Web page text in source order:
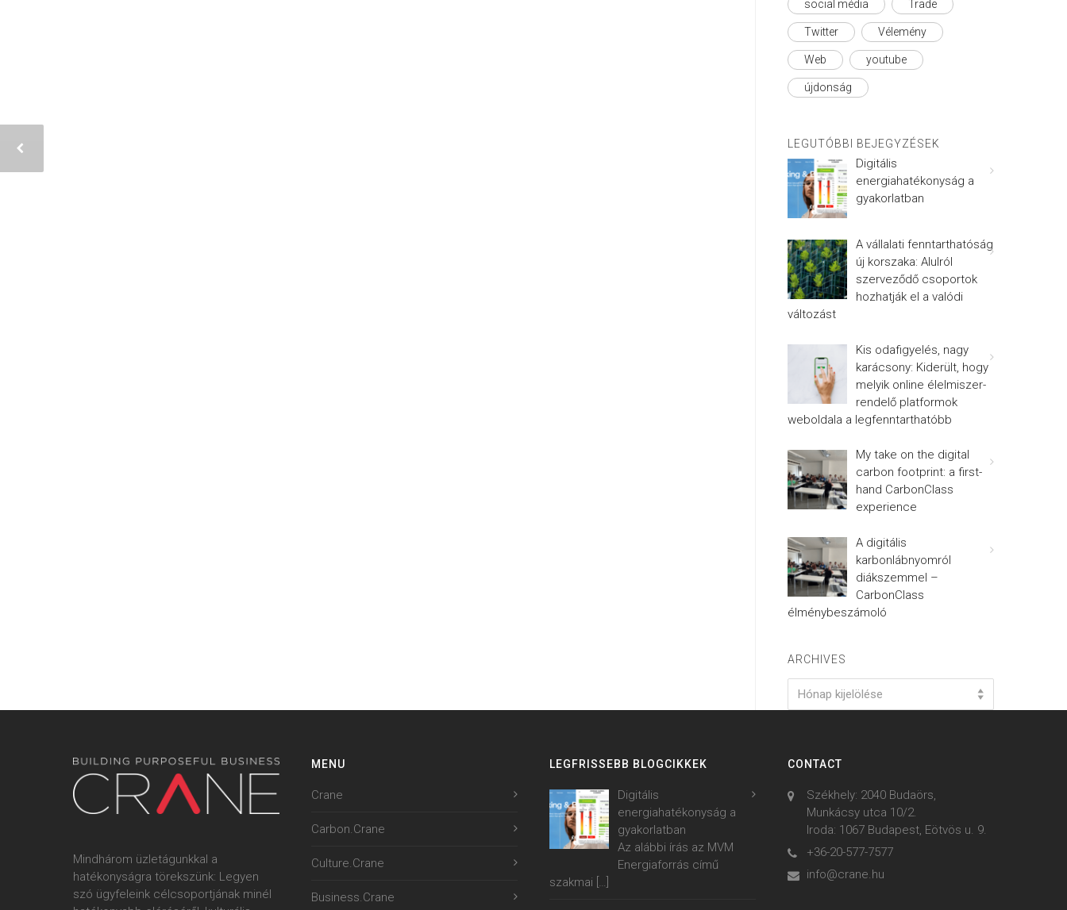
social média Trade
Twitter Vélemény
Web youtube
újdonság
LEGUTÓBBI BEJEGYZÉSEK
Digitális
energiahatékonyság a
gyakorlatban
A vállalati fenntarthatóság
új korszaka: Alulról
szerveződő csoportok
hozhatják el a valódi
változást
Kis odafigyelés, nagy
karácsony: Kiderült, hogy
melyik online élelmiszer-
rendelő platformok
weboldala a legfenntarthatóbb
My take on the digital
carbon footprint: a first-
hand CarbonClass
experience
A digitális
karbonlábnyomról
diákszemmel –
CarbonClass
élménybeszámoló
ARCHIVES
Hónap kijelölése
Mindhárom üzletágunkkal a
hatékonyságra törekszünk: Legyen
szó ügyfeleink célcsoportjának minél
MENU
Crane
Carbon.Crane
Culture.Crane
Business.Crane
LEGFRISSEBB BLOGCIKKEK
Digitális
energiahatékonyság a
gyakorlatban
Az alábbi írás az MVM
Energiaforrás című
szakmai
CONTACT
Székhely: 2040 Budaörs,
Munkácsy utca 10/2.
Iroda: 1067 Budapest, Eötvös u. 9.
+36-20-577-7577
info@crane.hu